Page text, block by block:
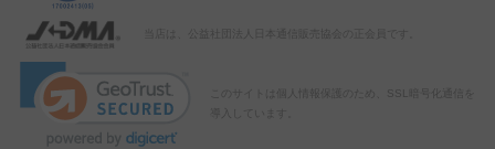
当店は、公益社団法人日本通信販売協会の正会員です。
このサイトは個人情報保護のため、SSL暗号化通信を
導入しています。